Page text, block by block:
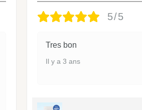
5/5
Tres bon
Il y a 3 ans